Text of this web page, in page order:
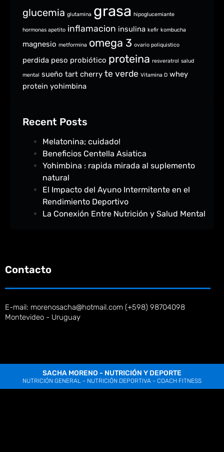
glucemia glutamina grasa hipoglucemiante
hormonas apetito inflamacion insulina kefir kombucha
magnesio metformina omega 3 ovario poliquistico
perdida peso probiótico proteina resveratrol salud
mental sueño tart cherry te verde Vitamina D whey
protein yohimbina
Recent Posts
Melatonina; cuidado!
Beneficios Centella Asiatica
Yohimbina : rapida mirada al suplemento
natural
El Impacto del Ayuno Intermitente en el
Rendimiento Deportivo
La Conexión Entre Nutrición y Salud Mental
Contacto
E-mail: morenosacha@hotmail.com (+598) 98704098
Montevideo - Uruguay
SACHA MORENO - NUTRICIÓN Y DEPORTE
NUTRICIÓN GENERAL - NUTRICIÓN DEPORTIVA - COACH FITNESS